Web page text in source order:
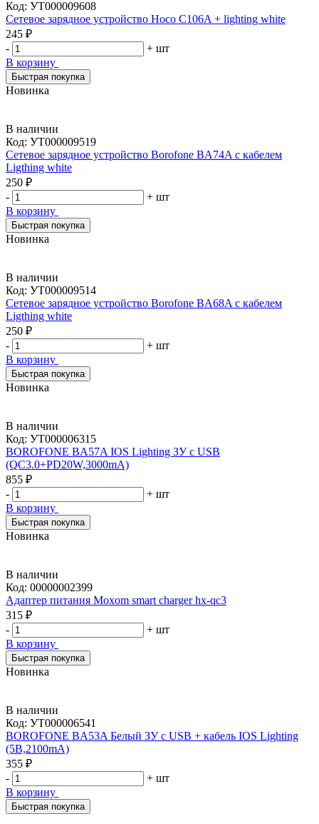
Код: УТ000009608
Сетевое зарядное устройство Hoco C106A + lighting white
245 ₽
-
+ шт
В корзину
Быстрая покупка
Новинка
В наличии
Код: УТ000009519
Сетевое зарядное устройство Borofone BA74A с кабелем
Ligthing white
250 ₽
-
+ шт
В корзину
Быстрая покупка
Новинка
В наличии
Код: УТ000009514
Сетевое зарядное устройство Borofone BA68A с кабелем
Ligthing white
250 ₽
-
+ шт
В корзину
Быстрая покупка
Новинка
В наличии
Код: УТ000006315
BOROFONE BA57A IOS Lighting ЗУ с USB
(QC3.0+PD20W,3000mA)
855 ₽
-
+ шт
В корзину
Быстрая покупка
Новинка
В наличии
Код: 00000002399
Адаптер питания Moxom smart charger hx-qc3
315 ₽
-
+ шт
В корзину
Быстрая покупка
Новинка
В наличии
Код: УТ000006541
BOROFONE BA53A Белый ЗУ с USB + кабель IOS Lighting
(5B,2100mA)
355 ₽
-
+ шт
В корзину
Быстрая покупка